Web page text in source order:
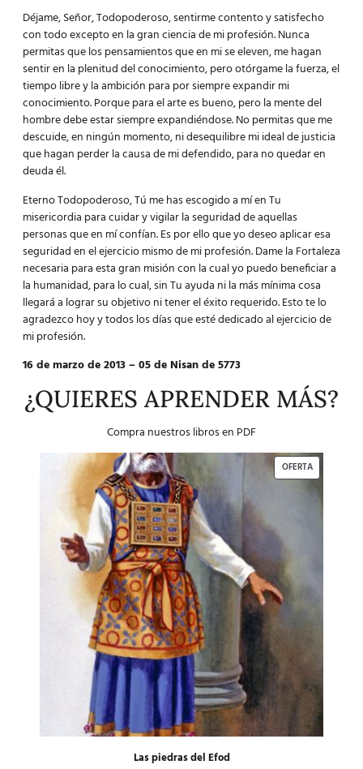
Déjame, Señor, Todopoderoso, sentirme contento y satisfecho
con todo excepto en la gran ciencia de mi profesión. Nunca
permitas que los pensamientos que en mi se eleven, me hagan
sentir en la plenitud del conocimiento, pero otórgame la fuerza, el
tiempo libre y la ambición para por siempre expandir mi
conocimiento. Porque para el arte es bueno, pero la mente del
hombre debe estar siempre expandiéndose. No permitas que me
descuide, en ningún momento, ni desequilibre mi ideal de justicia
que hagan perder la causa de mi defendido, para no quedar en
deuda él.
Eterno Todopoderoso, Tú me has escogido a mí en Tu
misericordia para cuidar y vigilar la seguridad de aquellas
personas que en mí confían. Es por ello que yo deseo aplicar esa
seguridad en el ejercicio mismo de mi profesión. Dame la Fortaleza
necesaria para esta gran misión con la cual yo puedo beneficiar a
la humanidad, para lo cual, sin Tu ayuda ni la más mínima cosa
llegará a lograr su objetivo ni tener el éxito requerido. Esto te lo
agradezco hoy y todos los días que esté dedicado al ejercicio de
mi profesión.
16 de marzo de 2013 – 05 de Nisan de 5773
¿QUIERES APRENDER MÁS?
Compra nuestros libros en PDF
OFERTA
Las piedras del Efod